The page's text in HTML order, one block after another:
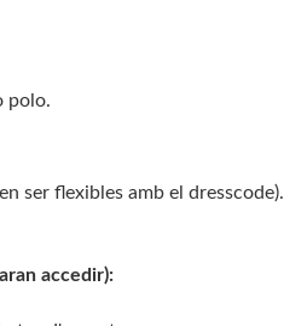
polo.
ser flexibles amb el dresscode).
accedir):